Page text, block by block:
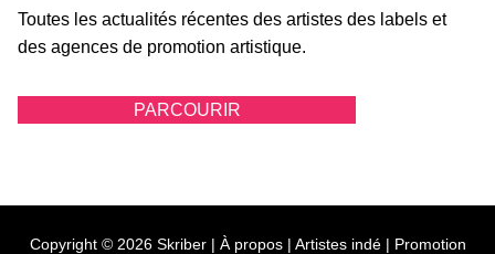
Toutes les actualités récentes des artistes des labels et
des agences de promotion artistique.
PARCOURIR
Copyright © 2026 Skriber | À propos| Artistes indé| Promotion